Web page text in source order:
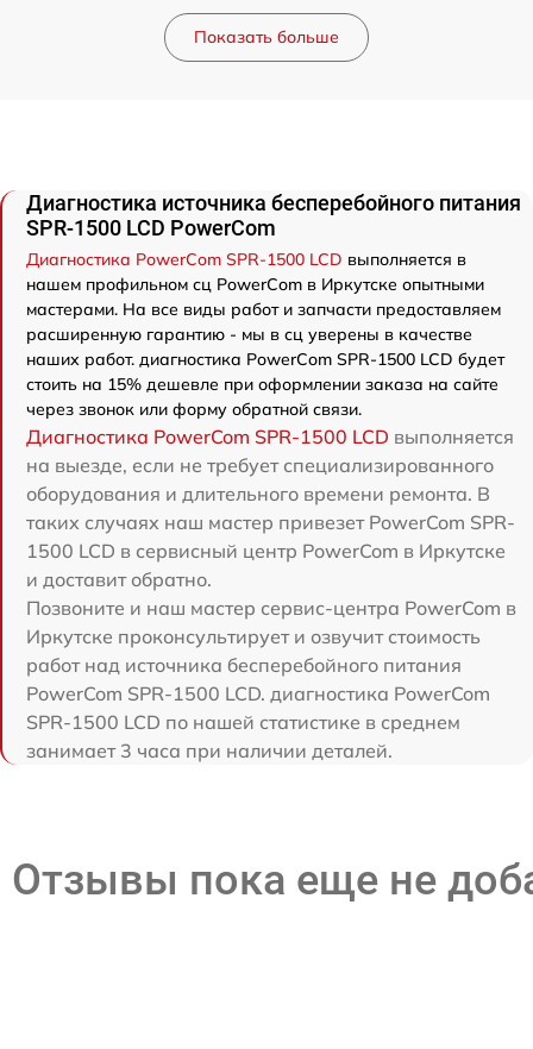
Показать больше
Диагностика источника бесперебойного питания
SPR-1500 LCD PowerCom
Диагностика PowerCom SPR-1500 LCD выполняется в
нашем профильном сц PowerCom в Иркутске опытными
мастерами. На все виды работ и запчасти предоставляем
расширенную гарантию - мы в сц уверены в качестве
наших работ. диагностика PowerCom SPR-1500 LCD будет
стоить на 15% дешевле при оформлении заказа на сайте
через звонок или форму обратной связи.
Диагностика PowerCom SPR-1500 LCD выполняется
на выезде, если не требует специализированного
оборудования и длительного времени ремонта. В
таких случаях наш мастер привезет PowerCom SPR-
1500 LCD в сервисный центр PowerCom в Иркутске
и доставит обратно.
Позвоните и наш мастер сервис-центра PowerCom в
Иркутске проконсультирует и озвучит стоимость
работ над источника бесперебойного питания
PowerCom SPR-1500 LCD. диагностика PowerCom
SPR-1500 LCD по нашей статистике в среднем
занимает 3 часа при наличии деталей.
Отзывы пока еще не